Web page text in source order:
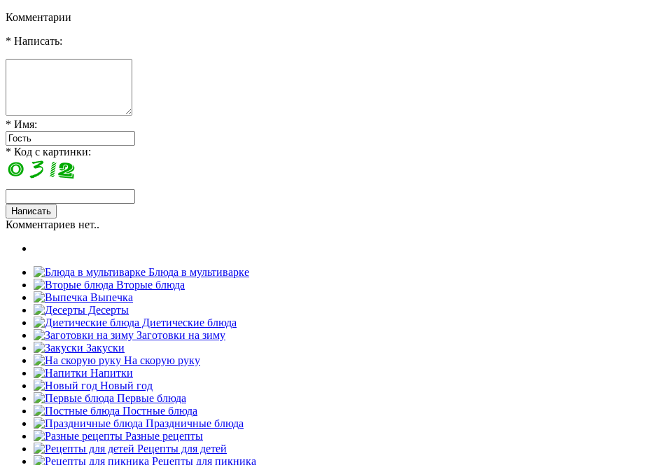
Комментарии
* Написать:
* Имя:
* Код с картинки:
Комментариев нет..
Блюда в мультиварке
Вторые блюда
Выпечка
Десерты
Диетические блюда
Заготовки на зиму
Закуски
На скорую руку
Напитки
Новый год
Первые блюда
Постные блюда
Праздничные блюда
Разные рецепты
Рецепты для детей
Рецепты для пикника